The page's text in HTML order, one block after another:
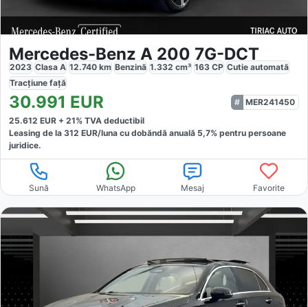
Mercedes-Benz A 200 7G-DCT
2023 Clasa A 12.740 km Benzină 1.332 cm³ 163 CP Cutie automată
Tracțiune față
30.991 EUR
MER241450
25.612 EUR + 21% TVA deductibil
Leasing de la 312 EUR/luna cu dobăndă anuală 5,7% pentru persoane
juridice.
Sună WhatsApp Mesaj Favorite